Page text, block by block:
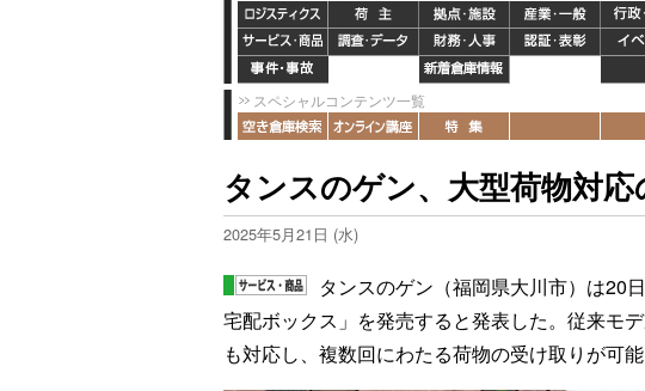
スペシャルコンテンツ一覧
タンスのゲン、大型荷物対
2025年5月21日 (水)
タンスのゲン（福岡県大川市）は20
宅配ボックス」を発売すると発表した。従来モ
も対応し、複数回にわたる荷物の受け取りが可能